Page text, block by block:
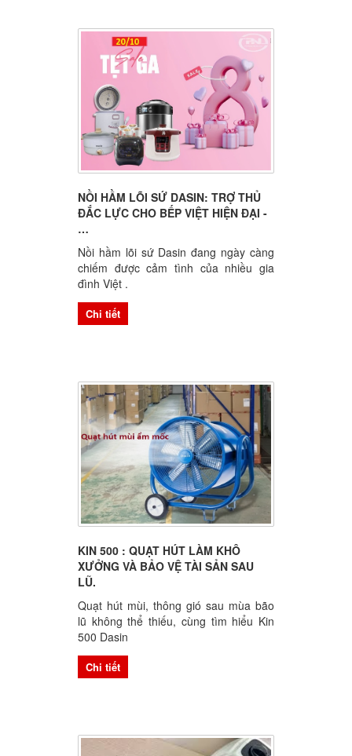
NỒI HẦM LÕI SỨ DASIN: TRỢ THỦ
ĐẮC LỰC CHO BẾP VIỆT HIỆN ĐẠI -
…
Nồi hầm lõi sứ Dasin đang ngày càng
chiếm được cảm tình của nhiều gia
đình Việt .
Chi tiết
KIN 500 : QUẠT HÚT LÀM KHÔ
XƯỞNG VÀ BẢO VỆ TÀI SẢN SAU
LŨ.
Quạt hút mùi, thông gió sau mùa bão
lũ không thể thiếu, cùng tìm hiểu Kin
500 Dasin
Chi tiết